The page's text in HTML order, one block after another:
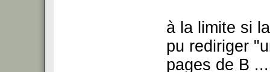
à la limite si
pu rediriger
pages de B